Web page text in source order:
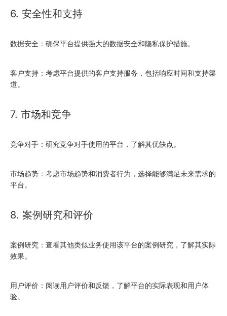
6. 安全性和支持
数据安全：确保平台提供强大的数据安全和隐私保护措施。
客户支持：考虑平台提供的客户支持服务，包括响应时间和支持渠
道。
7. 市场和竞争
竞争对手：研究竞争对手使用的平台，了解其优缺点。
市场趋势：考虑市场趋势和消费者行为，选择能够满足未来需求的
平台。
8. 案例研究和评价
案例研究：查看其他类似业务使用该平台的案例研究，了解其实际
效果。
用户评价：阅读用户评价和反馈，了解平台的实际表现和用户体
验。